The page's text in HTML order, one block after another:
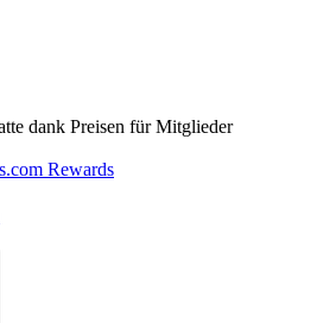
dank Preisen für Mitglieder
Rewards